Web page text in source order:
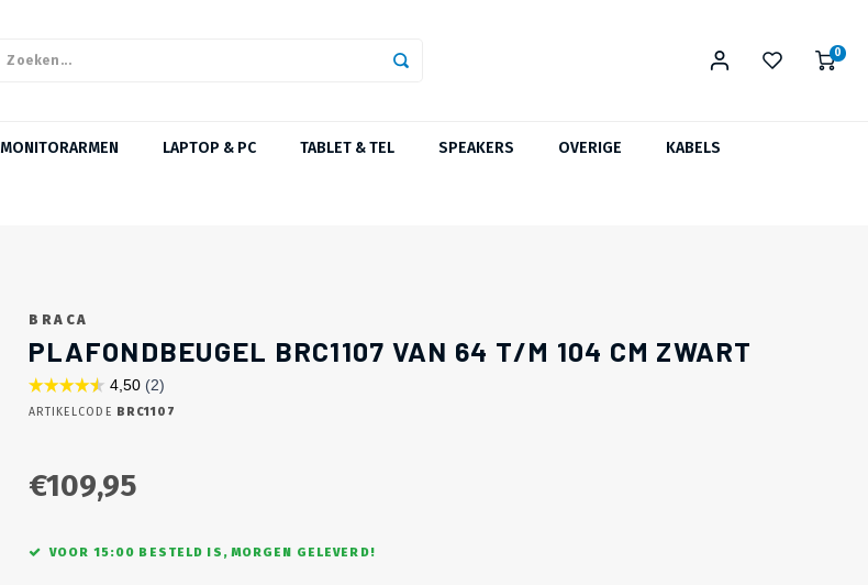
0
MONITORARMEN LAPTOP & PC TABLET & TEL SPEAKERS OVERIGE KABELS
BRACA
PLAFONDBEUGEL BRC1107 VAN 64 T/M 104 CM ZWART
ARTIKELCODE BRC1107
€109,95
VOOR 15:00 BESTELD IS, MORGEN GELEVERD!